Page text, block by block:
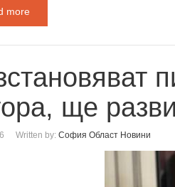
more
ще
Written by: София Област Новини